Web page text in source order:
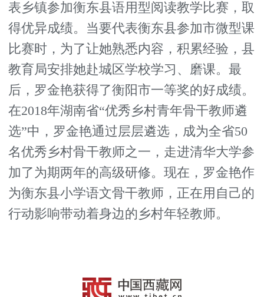
表乡镇参加衡东县语用型阅读教学比赛，取
得优异成绩。当要代表衡东县参加市微型课
比赛时，为了让她熟悉内容，积累经验，县
教育局安排她赴城区学校学习、磨课。最
后，罗金艳获得了衡阳市一等奖的好成绩。
在2018年湖南省“优秀乡村青年骨干教师遴
选”中，罗金艳通过层层遴选，成为全省50
名优秀乡村骨干教师之一，走进清华大学参
加了为期两年的高级研修。现在，罗金艳作
为衡东县小学语文骨干教师，正在用自己的
行动影响带动着身边的乡村年轻教师。